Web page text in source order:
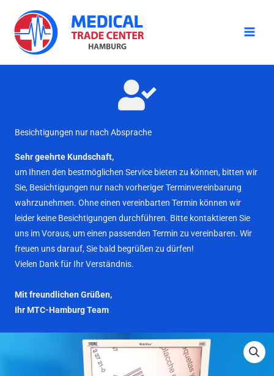
Inhalt
springen
Besichtigungen nur nach Absprache
Sehr geehrte Kundschaft,
um Ihnen den bestmöglichen Service bieten zu können, bitten wir
Sie, Besichtigungen nur nach vorheriger Terminvereinbarung
wahrzunehmen. Ohne einen vereinbarten Termin können wir
leider keine Besichtigungen durchführen. Bitte kontaktieren Sie
uns im Voraus, um einen passenden Termin zu vereinbaren. Wir
freuen uns darauf, Sie bald begrüßen zu dürfen!
Vielen Dank für Ihr Verständnis.
Mit freundlichen Grüßen,
Ihr MTC-Hamburg Team